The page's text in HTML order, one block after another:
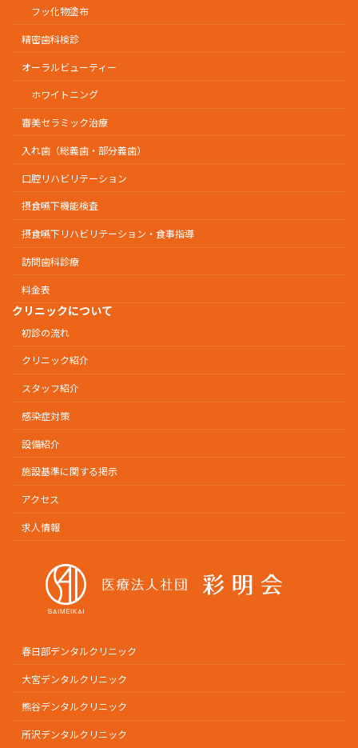
フッ化物塗布
精密歯科検診
オーラルビューティー
ホワイトニング
審美セラミック治療
入れ歯（総義歯・部分義歯）
口腔リハビリテーション
摂食嚥下機能検査
摂食嚥下リハビリテーション・食事指導
訪問歯科診療
料金表
クリニックについて
初診の流れ
クリニック紹介
スタッフ紹介
感染症対策
設備紹介
施設基準に関する掲示
アクセス
求人情報
春日部デンタルクリニック
大宮デンタルクリニック
熊谷デンタルクリニック
所沢デンタルクリニック